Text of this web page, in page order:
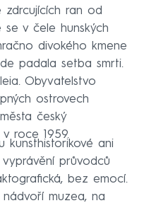
zdrcujících ran od
se v čele hunských
divokého kmene
padala setba smrti.
Obyvatelstvo
ostrovech
český
v roce 1959.
kunsthistorikové ani
průvodců
bez emocí.
muzea, na